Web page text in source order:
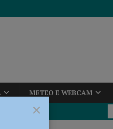
METEO E WEBCAM
×